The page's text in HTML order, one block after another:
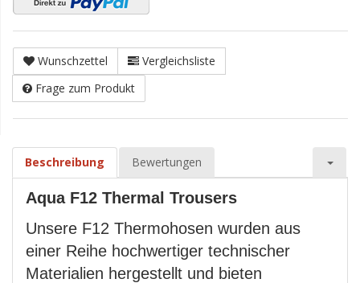
Wunschzettel
Vergleichsliste
Frage zum Produkt
Beschreibung Bewertungen
Aqua F12 Thermal Trousers
Unsere F12 Thermohosen wurden aus
einer Reihe hochwertiger technischer
Materialien hergestellt und bieten